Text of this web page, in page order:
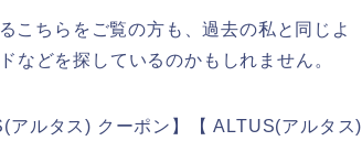
こちらをご覧の方も、過去の私と同じよ
などを探しているのかもしれません。
アルタス) クーポン】【 ALTUS(アルタス)